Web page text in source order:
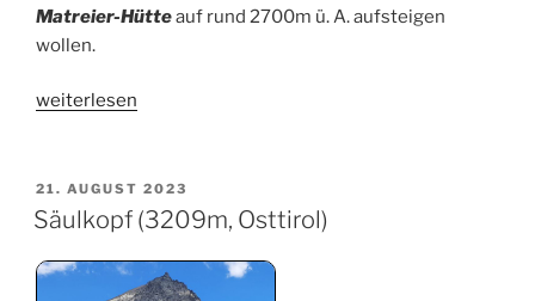
Matreier-Hütteauf rund 2700m ü. A. aufsteigen
wollen.
„Säulkopf
weiterlesen
VERÖFFENTLICHT
AM
21. AUGUST 2023
Säulkopf (3209m, Osttirol)